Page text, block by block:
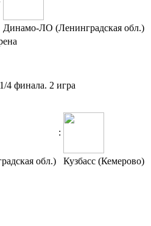
Динамо-ЛО (Ленинградская обл.)
4 финала. 2 игра
:
обл.) Кузбасс (Кемерово)